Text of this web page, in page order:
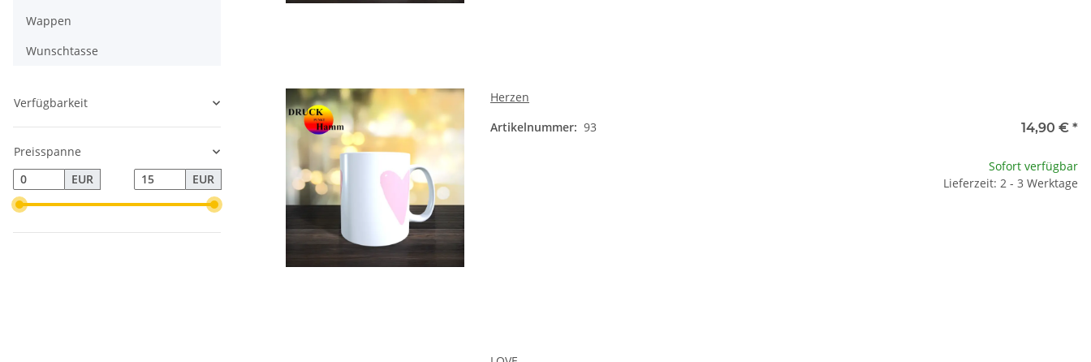
Herzen
Artikelnummer: 93 14,90 € *
Sofort verfügbar
Lieferzeit: 2 - 3 Werktage
Wappen
Wunschtasse
Verfügbarkeit
Preisspanne
EUR
EUR